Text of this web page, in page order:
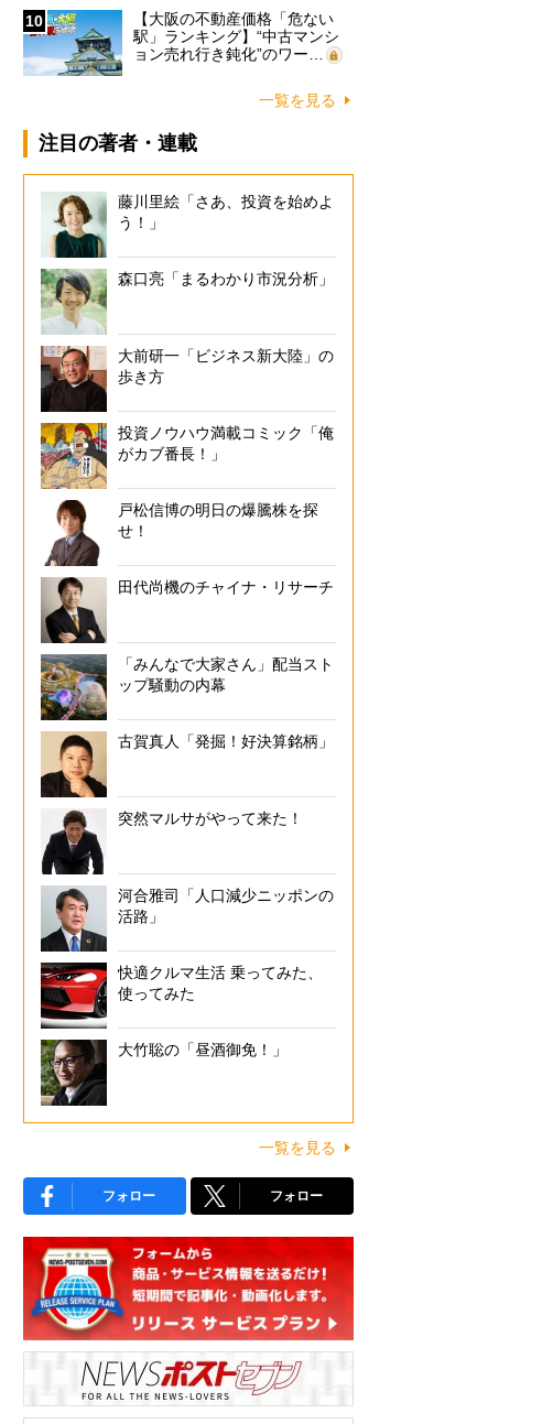
10
【大阪の不動産価格「危ない
駅」ランキング】“中古マンシ
ョン売れ行き鈍化”のワー…
一覧を見る
注目の著者・連載
藤川里絵「さあ、投資を始めよ
う！」
森口亮「まるわかり市況分析」
大前研一「ビジネス新大陸」の
歩き方
投資ノウハウ満載コミック「俺
がカブ番長！」
戸松信博の明日の爆騰株を探
せ！
田代尚機のチャイナ・リサーチ
「みんなで大家さん」配当スト
ップ騒動の内幕
古賀真人「発掘！好決算銘柄」
突然マルサがやって来た！
河合雅司「人口減少ニッポンの
活路」
快適クルマ生活 乗ってみた、
使ってみた
大竹聡の「昼酒御免！」
一覧を見る
フォロー フォロー